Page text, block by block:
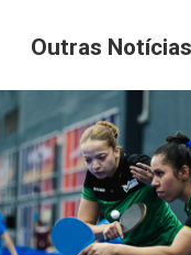
Outras Notícias